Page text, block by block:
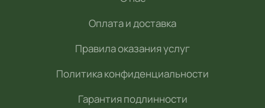
Оплата и доставка
Правила оказания услуг
Политика конфиденциальности
Гарантия подлинности